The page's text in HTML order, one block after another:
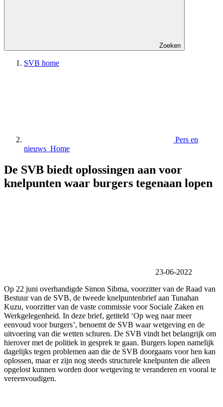
Zoeken
SVB home
Pers en
nieuws Home
De SVB biedt oplossingen aan voor
knelpunten waar burgers tegenaan lopen
23-06-2022
Op 22 juni overhandigde Simon Sibma, voorzitter van de Raad van
Bestuur van de SVB, de tweede knelpuntenbrief aan Tunahan
Kuzu, voorzitter van de vaste commissie voor Sociale Zaken en
Werkgelegenheid. In deze brief, getiteld ‘Op weg naar meer
eenvoud voor burgers’, benoemt de SVB waar wetgeving en de
uitvoering van die wetten schuren. De SVB vindt het belangrijk om
hierover met de politiek in gesprek te gaan. Burgers lopen namelijk
dagelijks tegen problemen aan die de SVB doorgaans voor hen kan
oplossen, maar er zijn nog steeds structurele knelpunten die alleen
opgelost kunnen worden door wetgeving te veranderen en vooral te
vereenvoudigen.